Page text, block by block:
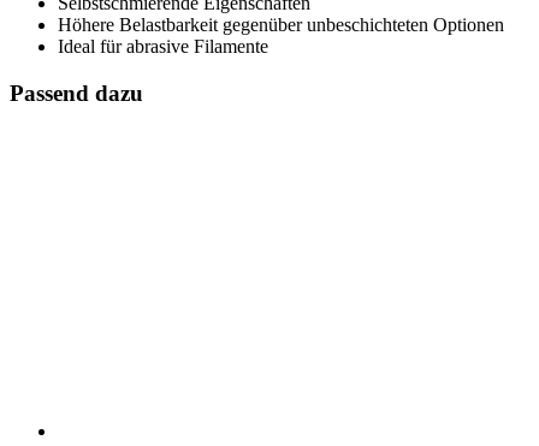
Höhere Belastbarkeit gegenüber unbeschichteten Optionen
Ideal für abrasive Filamente
Passend dazu